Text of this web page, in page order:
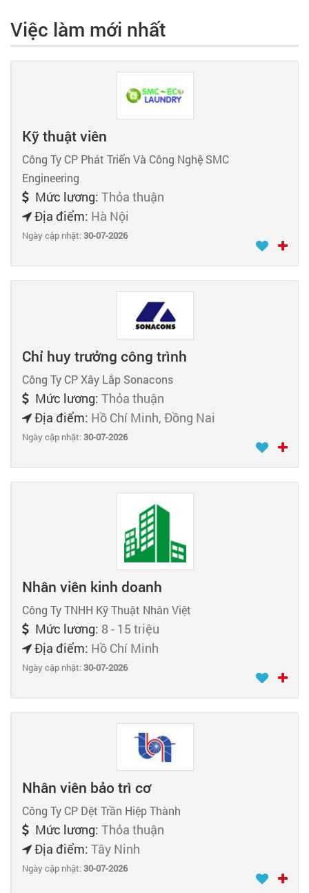
Việc làm mới nhất
Kỹ thuật viên
Công Ty CP Phát Triển Và Công Nghệ SMC
Engineering
Mức lương: Thỏa thuận
Địa điểm: Hà Nội
Ngày cập nhật:30-07-2026
Chỉ huy trưởng công trình
Công Ty CP Xây Lắp Sonacons
Mức lương: Thỏa thuận
Địa điểm: Hồ Chí Minh, Đồng Nai
Ngày cập nhật:30-07-2026
Nhân viên kinh doanh
Công Ty TNHH Kỹ Thuật Nhân Việt
Mức lương: 8 - 15 triệu
Địa điểm: Hồ Chí Minh
Ngày cập nhật:30-07-2026
Nhân viên bảo trì cơ
Công Ty CP Dệt Trần Hiệp Thành
Mức lương: Thỏa thuận
Địa điểm: Tây Ninh
Ngày cập nhật:30-07-2026